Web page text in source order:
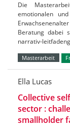
Die
emotionalen
Beratung dabei
narrativ-
Masterarbeit
Ella Lucas
Collective
sector :
smallholder